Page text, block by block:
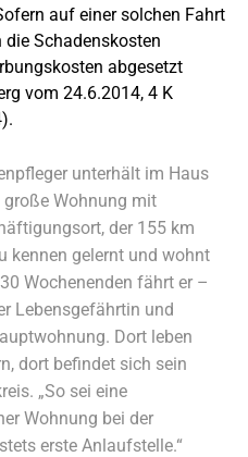
auf einer solchen Fahrt
Schadenskosten
abgesetzt
vom 24.6.2014, 4 K
unterhält im Haus
große Wohnung mit
der 155 km
kennen gelernt und wohnt
Wochenenden fährt er –
Lebensgefährtin und
Dort leben
dort befindet sich sein
„So sei eine
Wohnung bei der
erste Anlaufstelle.“